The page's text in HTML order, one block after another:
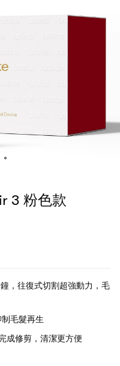
3 粉色款
，往復式切割超強動力，毛
毛髮再生
成修剪，清潔更方便